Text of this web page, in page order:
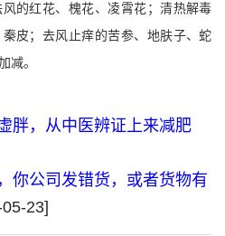
的红花、槐花、凌霄花；清热解毒
皮；去风止痒的苦参、地肤子、蛇
减。
胖，从中医辨证上来减肥
你公司发错货，或者货物有
23]